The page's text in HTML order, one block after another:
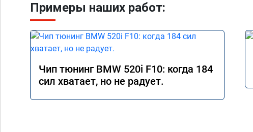
Примеры наших работ:
Чип тюнинг BMW 520i F10: когда 184
сил хватает, но не радует.